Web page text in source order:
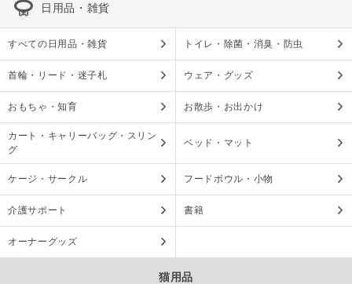
日用品・雑貨
すべての日用品・雑貨 トイレ・除菌・消臭・防虫
首輪・リード・迷子札 ウェア・グッズ
おもちゃ・知育 お散歩・お出かけ
カート・キャリーバッグ・スリン
グ
ベッド・マット
ケージ・サークル フードボウル・小物
介護サポート 書籍
オーナーグッズ
猫用品